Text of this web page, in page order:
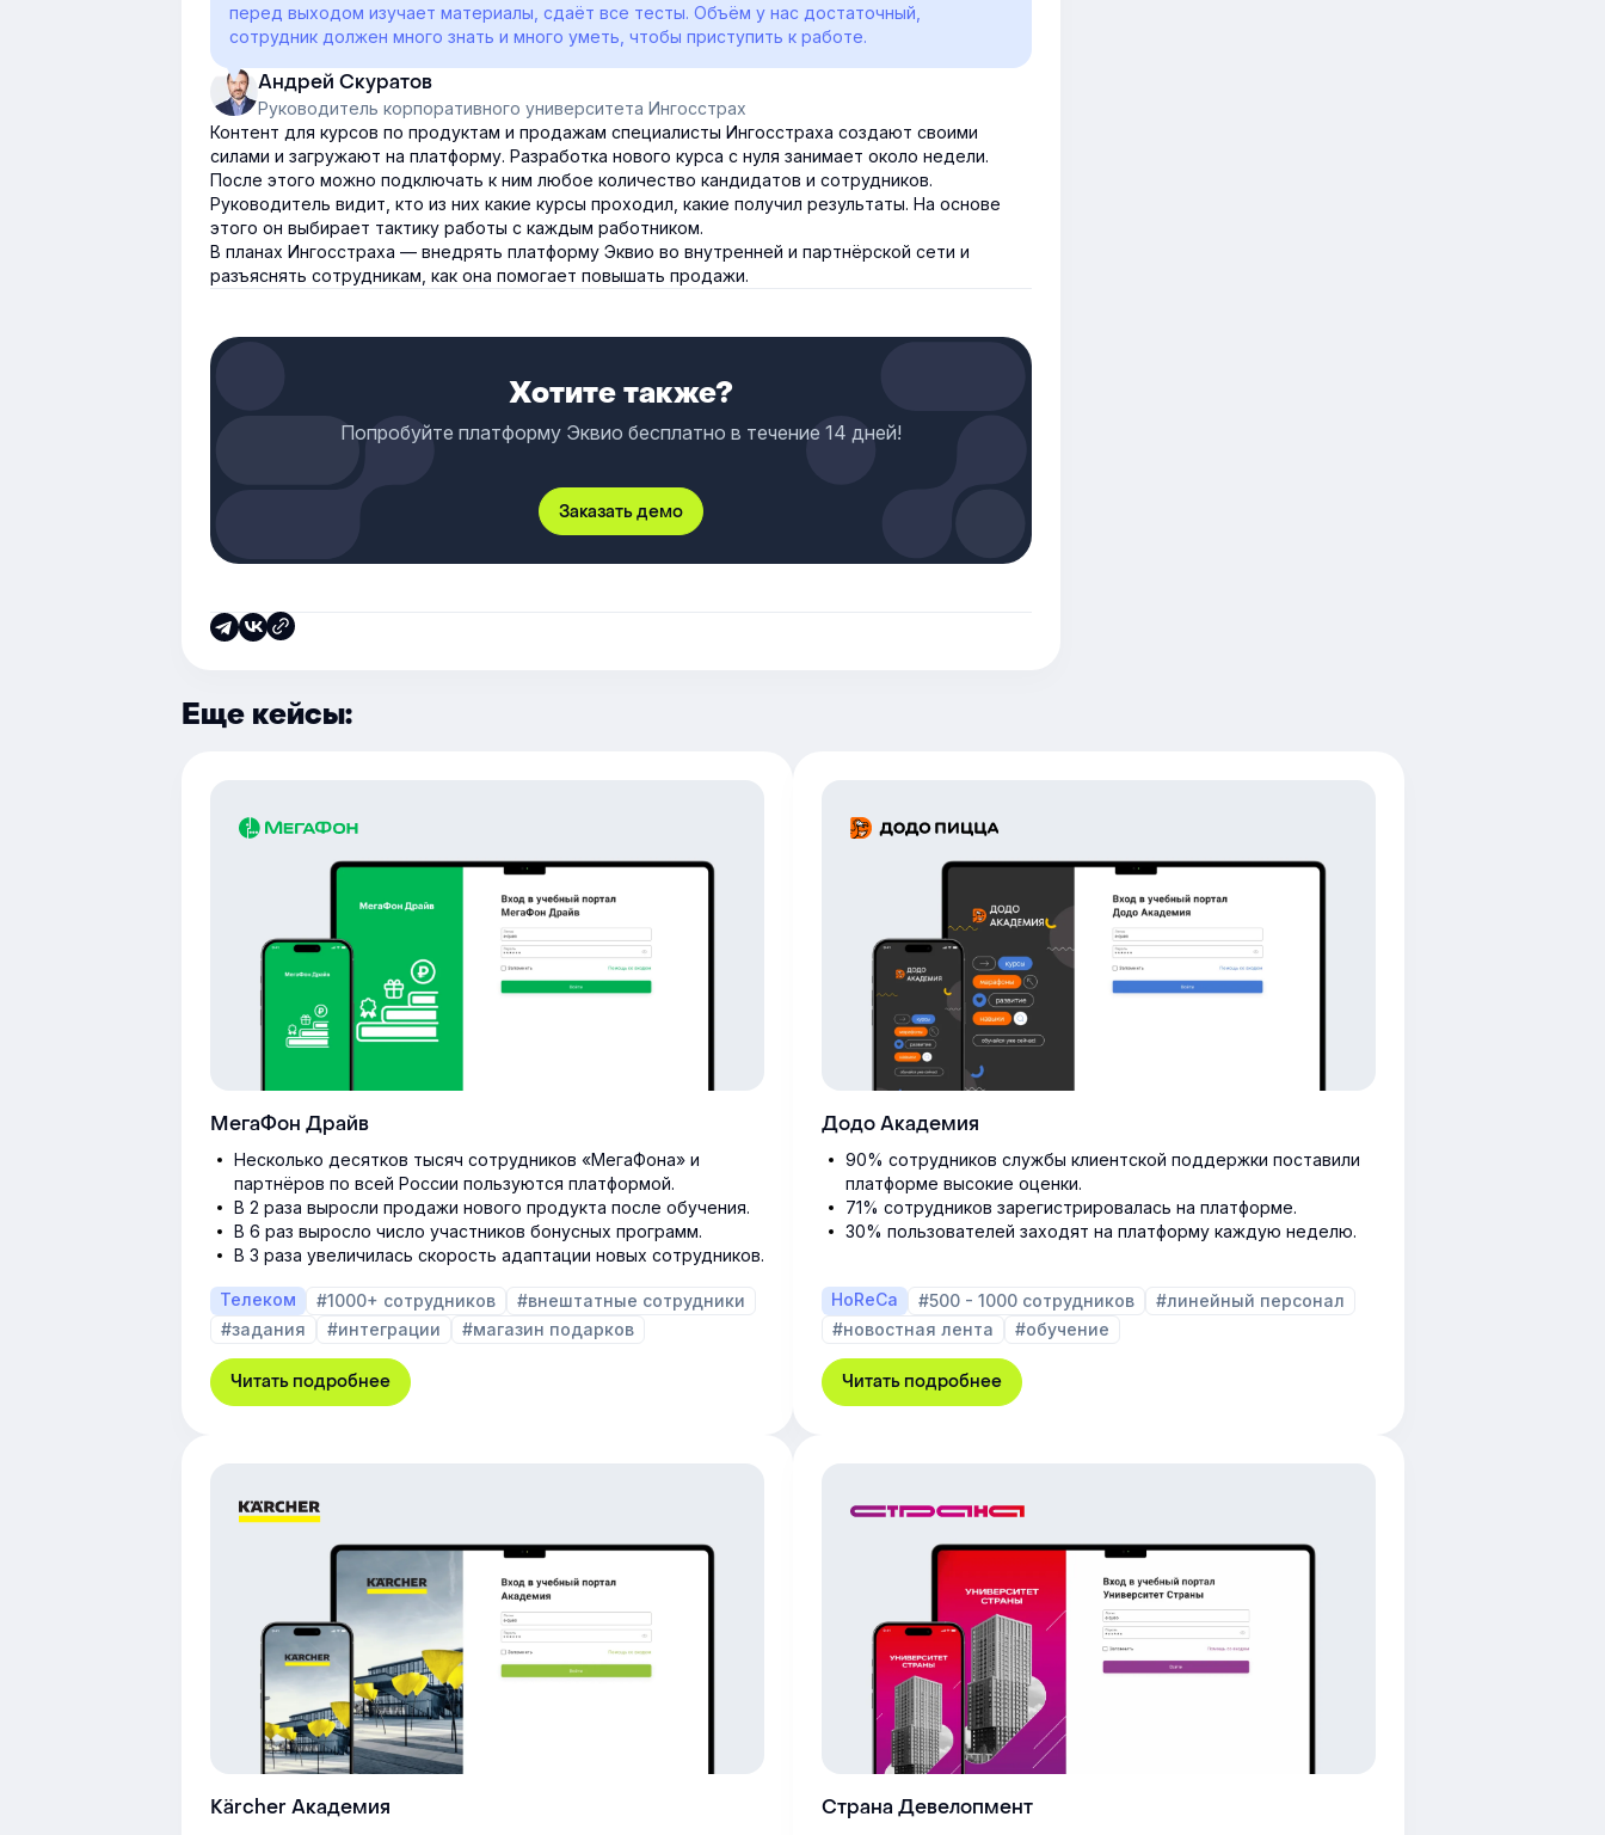
перед выходом изучает материалы, сдаёт все тесты. Объём у нас достаточный,
сотрудник должен много знать и много уметь, чтобы приступить к работе.
Андрей Скуратов
Руководитель корпоративного университета Ингосстрах
Контент для курсов по продуктам и продажам специалисты Ингосстраха создают своими
силами и загружают на платформу. Разработка нового курса с нуля занимает около недели.
После этого можно подключать к ним любое количество кандидатов и сотрудников.
Руководитель видит, кто из них какие курсы проходил, какие получил результаты. На основе
этого он выбирает тактику работы с каждым работником.
В планах Ингосстраха — внедрять платформу Эквио во внутренней и партнёрской сети и
разъяснять сотрудникам, как она помогает повышать продажи.
Хотите также?
Попробуйте платформу Эквио бесплатно в течение 14 дней!
Заказать демо
Еще кейсы:
МегаФон Драйв
Несколько десятков тысяч сотрудников «МегаФона» и
партнёров по всей России пользуются платформой.
В 2 раза выросли продажи нового продукта после обучения.
В 6 раз выросло число участников бонусных программ.
В 3 раза увеличилась скорость адаптации новых сотрудников.
Телеком #1000+ сотрудников
#внештатные сотрудники
#задания
#интеграции #магазин подарков
Читать подробнее
Додо Академия
90% сотрудников службы клиентской поддержки поставили
платформе высокие оценки.
71% сотрудников зарегистрировалась на платформе.
30% пользователей заходят на платформу каждую неделю.
HoReCa #500 - 1000 сотрудников
#линейный персонал
#новостная лента
#обучение
Читать подробнее
Kärcher Академия Страна Девелопмент